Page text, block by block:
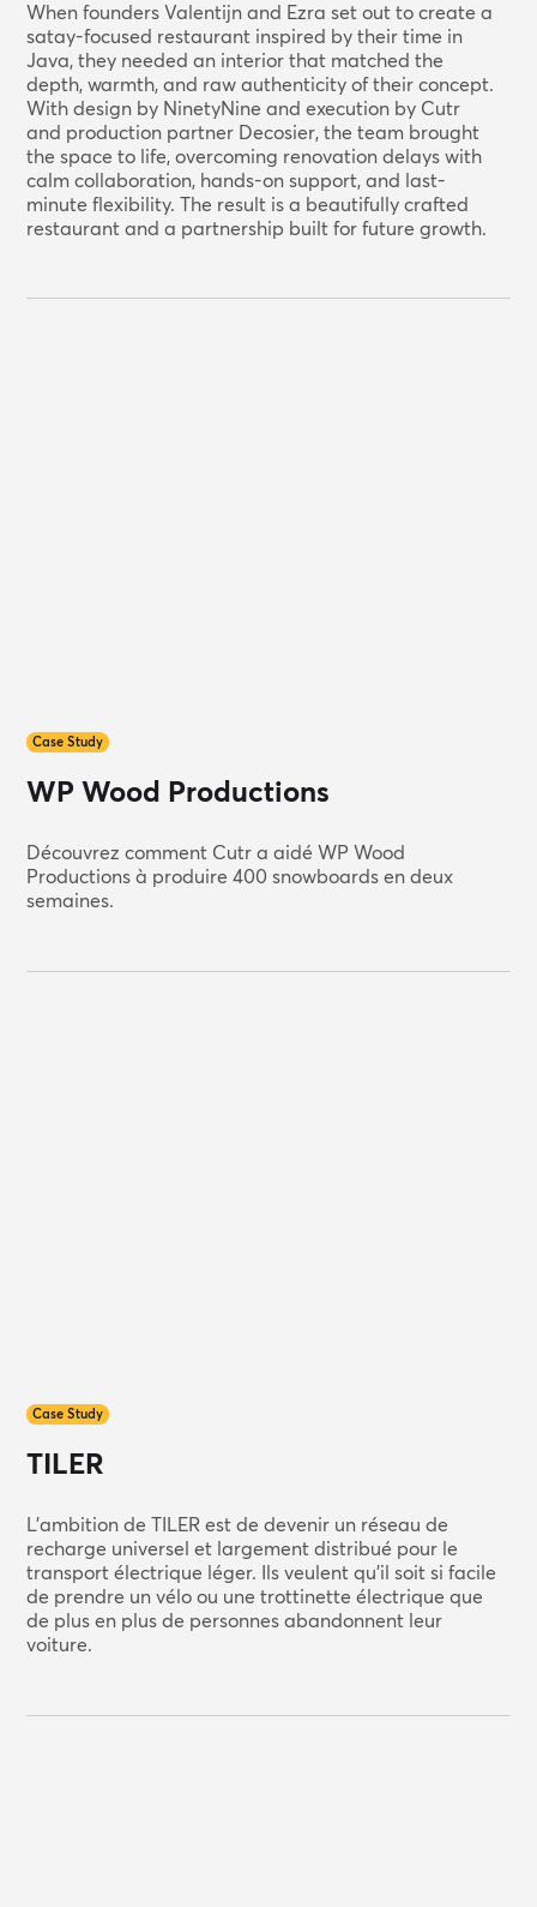
When founders Valentijn and Ezra set out to create a
satay-focused restaurant inspired by their time in
Java, they needed an interior that matched the
depth, warmth, and raw authenticity of their concept.
With design by NinetyNine and execution by Cutr
and production partner Decosier, the team brought
the space to life, overcoming renovation delays with
calm collaboration, hands-on support, and last-
minute flexibility. The result is a beautifully crafted
restaurant and a partnership built for future growth.
Case Study
WP Wood Productions
Découvrez comment Cutr a aidé WP Wood
Productions à produire 400 snowboards en deux
semaines.
Case Study
TILER
L'ambition de TILER est de devenir un réseau de
recharge universel et largement distribué pour le
transport électrique léger. Ils veulent qu'il soit si facile
de prendre un vélo ou une trottinette électrique que
de plus en plus de personnes abandonnent leur
voiture.